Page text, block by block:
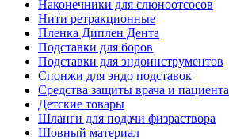
Наконечники для слюноотсосов
Нити ретракционные
Пленка Диплен Дента
Подставки для боров
Подставки для эндоинструментов
Спонжи для эндо подставок
Средства защиты врача и пациента
Детские товары
Шланги для подачи физраствора
Шовный материал